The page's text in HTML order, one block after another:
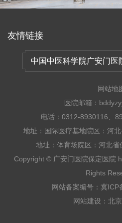
友情链接
中国中医科学院广安门医
网站地
医院邮箱：
电话：0312-8930116、
地址：国际医疗基地院区：河
地址：体育场院区：河北
Copyright © 广安门医院保定医院
Rights
网站备案编号：冀
网站建设 ： 北